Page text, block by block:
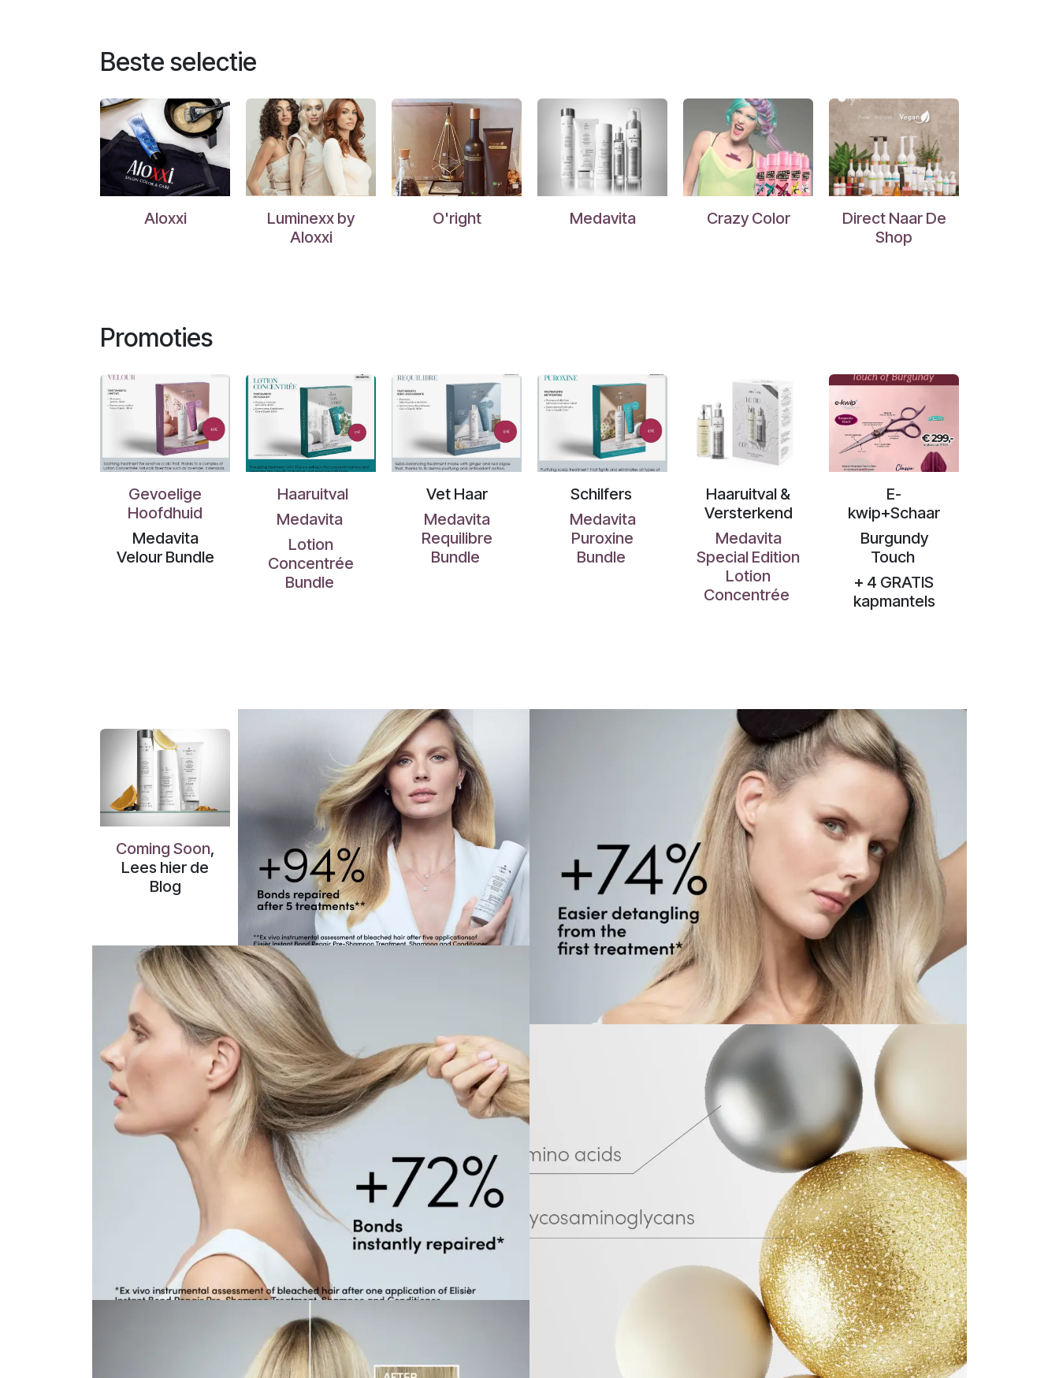
Aloxxi O'right
Luminexx by
Aloxxi
Medavita Crazy Color
Direct Naar De
Shop
Beste selectie
Promoties
Haaruitval
Medavita
Lotion
Concentrée
Bundle
Vet Haar
Medavita
Requilibre
Bundle
Gevoelige
Hoofdhuid
Medavita
Velour Bundle
E-
kwip+Schaar
Burgundy
Touch
+ 4 GRATIS
kapmantels
Haaruitval &
Versterkend
Medavita
Special Edition
Lotion
Concentrée
Schilfers
Medavita
Puroxine
Bundle
Coming Soon,
Lees hier de
Blog